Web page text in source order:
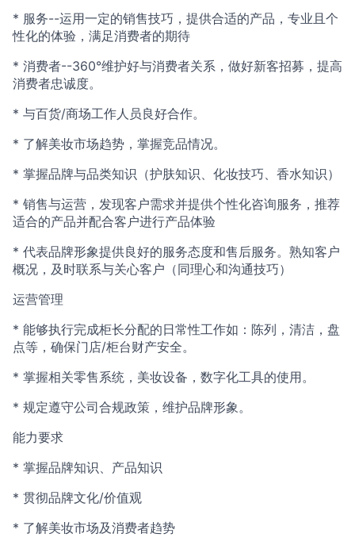
* 服务--运用一定的销售技巧，提供合适的产品，专业且个
性化的体验，满足消费者的期待
* 消费者--360°维护好与消费者关系，做好新客招募，提高
消费者忠诚度。
* 与百货/商场工作人员良好合作。
* 了解美妆市场趋势，掌握竞品情况。
* 掌握品牌与品类知识（护肤知识、化妆技巧、香水知识）
* 销售与运营，发现客户需求并提供个性化咨询服务，推荐
适合的产品并配合客户进行产品体验
* 代表品牌形象提供良好的服务态度和售后服务。熟知客户
概况，及时联系与关心客户（同理心和沟通技巧）
运营管理
* 能够执行完成柜长分配的日常性工作如：陈列，清洁，盘
点等，确保门店/柜台财产安全。
* 掌握相关零售系统，美妆设备，数字化工具的使用。
* 规定遵守公司合规政策，维护品牌形象。
能力要求
* 掌握品牌知识、产品知识
* 贯彻品牌文化/价值观
* 了解美妆市场及消费者趋势